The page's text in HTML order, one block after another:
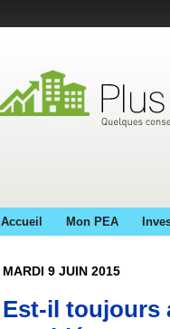
Accueil Mon PEA
MARDI 9 JUIN 2015
Est-il toujours